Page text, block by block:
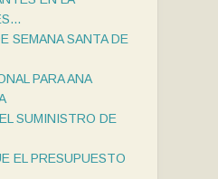
SEMANA SANTA DE
PARA ANA
SUMINISTRO DE
EL PRESUPUESTO